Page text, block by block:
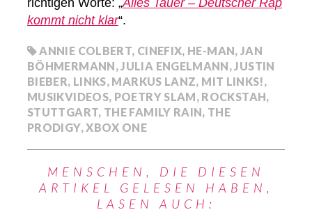
richtigen Worte: „Alles Tauer – Deutscher Rap
kommt nicht klar“.
ANNIE COLBERT, CINEFIX, HE-MAN, JAN
BÖHMERMANN,JULIA ENGELMANN,JUSTIN
BIEBER, LINKS, MARKUS LANZ, MIT LINKS!,
MUSIKVIDEOS, POETRY SLAM, ROCKSTAH,
STUTTGART, THE FAMILY RAIN, THE
PRODIGY,XBOX ONE
MENSCHEN, DIE DIESEN
ARTIKEL GELESEN HABEN,
LASEN AUCH: